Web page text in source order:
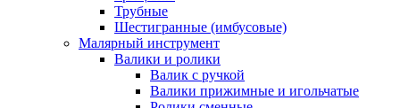
Трубные
Шестигранные (имбусовые)
Малярный инструмент
Валики и ролики
Валик с ручкой
Валики прижимные и игольчатые